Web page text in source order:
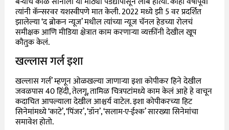
त्यांनी कॅन्सरवर यशस्वीपणे मात केली. 2022 मध्ये झी 5 वर प्रदर्शित
झालेल्या ‘द ब्रोकन न्यूज’ मधील त्यांच्या न्यूज चॅनल हेडच्या रोलचं
समीक्षक आणि मीडिया क्षेत्रात काम करणाऱ्या व्यक्तींनी देखील खूप
कौतुक केलं.
खल्लास गर्ल इशा
खल्लास गर्ल’ म्हणून ओळखल्या जाणाऱ्या इशा कोपीकर हिने देखील
जवळपास 40 हिंदी, तेलगू, तामिळ चित्रपटांमध्ये काम केलं आहे हे वाचून
कदाचित आपल्याला देखील आश्चर्य वाटेल. इशा कोपीकरच्या हिट
सिनेमांमध्ये ‘काटे’, ‘पिंजर’, ‘डॉन’, ‘सलाम-ए-ईश्क’ सारख्या सिनेमांचा
समावेश होतो.